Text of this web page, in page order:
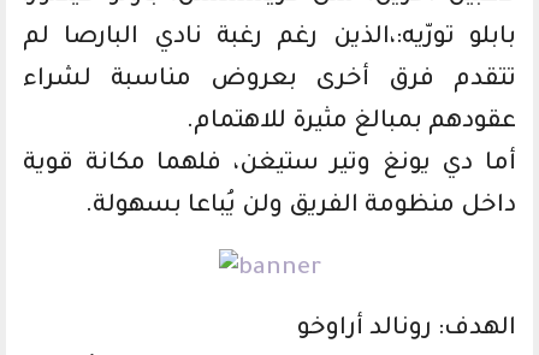
بابلو تورّيه:،الذين رغم رغبة نادي البارصا لم
تتقدم فرق أخرى بعروض مناسبة لشراء
عقودهم بمبالغ مثيرة للاهتمام.
أما دي يونغ وتير ستيغن، فلهما مكانة قوية
داخل منظومة الفريق ولن يُباعا بسهولة.
الهدف: رونالد أراوخو